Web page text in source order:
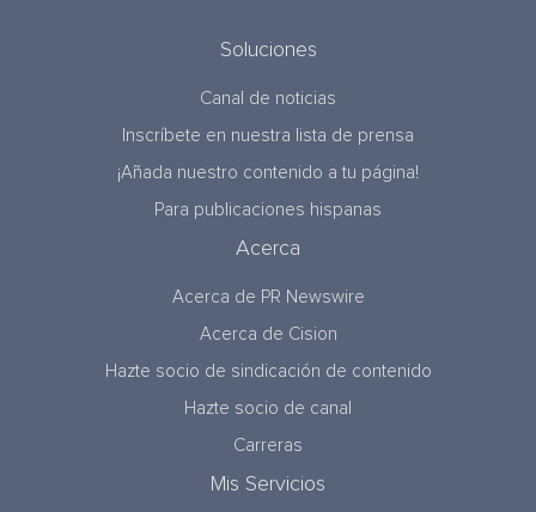
Soluciones
Canal de noticias
Inscríbete en nuestra lista de prensa
¡Añada nuestro contenido a tu página!
Para publicaciones hispanas
Acerca
Acerca de PR Newswire
Acerca de Cision
Hazte socio de sindicación de contenido
Hazte socio de canal
Carreras
Mis Servicios